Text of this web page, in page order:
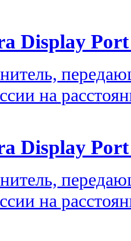
Display Port
на
Display Port
на